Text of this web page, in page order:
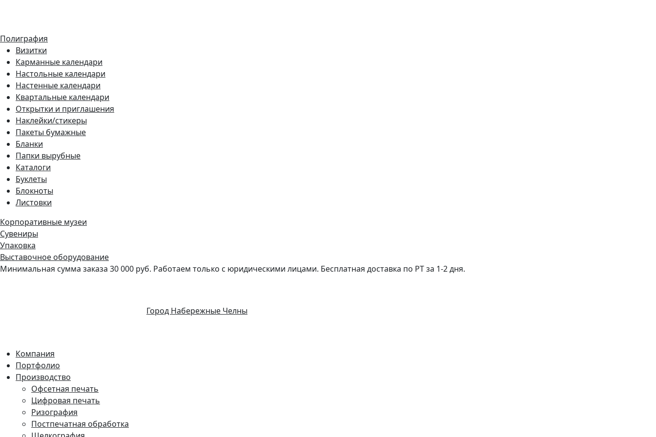
Полиграфия
Визитки
Карманные календари
Настольные календари
Настенные календари
Квартальные календари
Открытки и приглашения
Наклейки/стикеры
Пакеты бумажные
Бланки
Папки вырубные
Каталоги
Буклеты
Блокноты
Листовки
Корпоративные музеи
Сувениры
Упаковка
Выставочное оборудование
Минимальная сумма заказа 30 000 руб. Работаем только с юридическими лицами. Бесплатная доставка по РТ за 1-2 дня.
Город Набережные Челны
Компания
Портфолио
Производство
Офсетная печать
Цифровая печать
Ризография
Постпечатная обработка